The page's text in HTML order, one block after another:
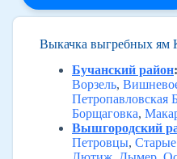
Выкачка выгребных ям
Бучанский район:
Ворзель,
Петропавловская
Борщаговка,
Вышгородский
Петровцы,